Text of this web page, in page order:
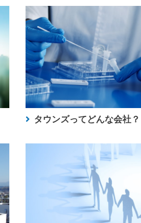
タウンズってどんな会社？